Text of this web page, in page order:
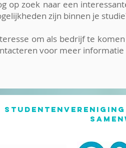
op zoek naar een
zijn binnen je
om als bedrijf te
voor meer
studentenvereniging